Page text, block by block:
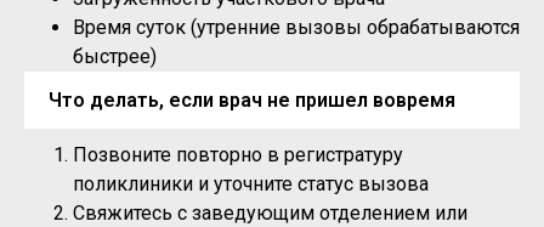
Время суток (утренние вызовы обрабатываются
быстрее)
Что делать, если врач не пришел вовремя
Позвоните повторно в регистратуру
поликлиники и уточните статус вызова
Свяжитесь с заведующим отделением или